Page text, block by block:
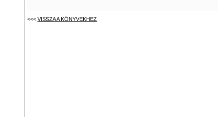
<<< VISSZA A KÖNYVEKHEZ